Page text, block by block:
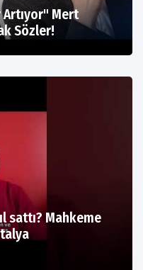
Mert
Sözler!
sattı? Mahkeme